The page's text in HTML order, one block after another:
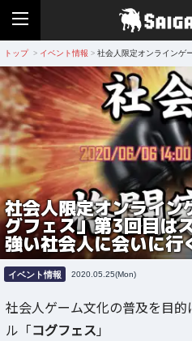
トップ > イベント情報 > 社会人限定オンラインゲ
社会人限定オンライン
グフェス」第3回目は
強い社会人に会いに行
イベント情報 2020.05.25(Mon)
社会人ゲーム文化の普及を目
ル「コグフェス 」